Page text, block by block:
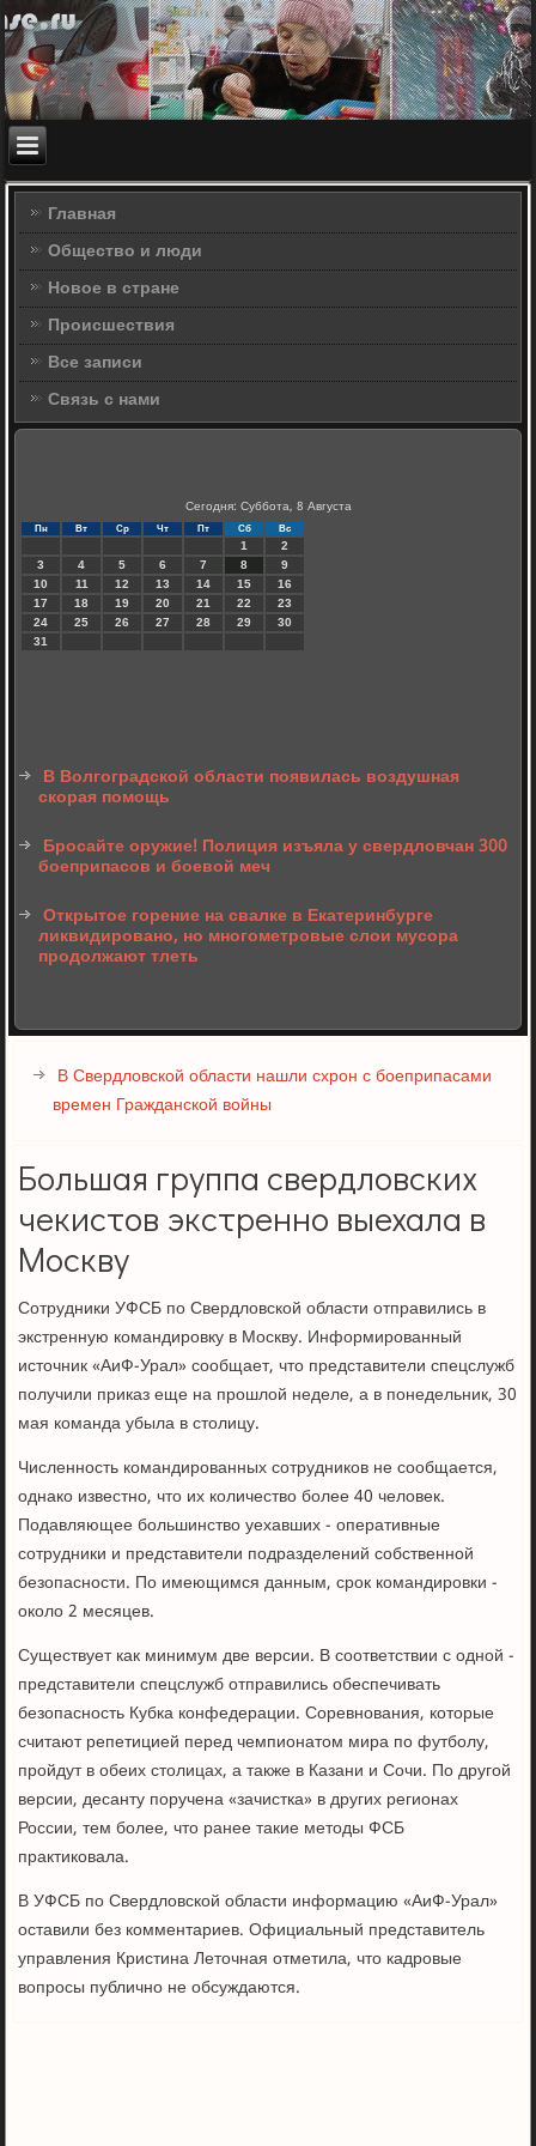
Главная
Общество и люди
Новое в стране
Происшествия
Все записи
Связь с нами
Сегодня: Суббота, 8 Августа
Пн Вт Ср Чт Пт Сб Вс
1
2
3
4 5 6 7 8
9
10
11 12 13 14 15
16
17
18 19 20 21 22
23
24
25 26 27 28 29
30
31
В Волгоградской области появилась воздушная
скорая помощь
Бросайте оружие! Полиция изъяла у свердловчан 300
боеприпасов и боевой меч
Открытое горение на свалке в Екатеринбурге
ликвидировано, но многометровые слои мусора
продолжают тлеть
В Свердловской области нашли схрон с боеприпасами
времен Гражданской войны
Большая группа свердловских
чекистов экстренно выехала в
Москву
Сотрудники УФСБ по Свердловской области отправились в
экстренную командировку в Москву. Информированный
источник «АиФ-Урал» сообщает, что представители спецслужб
получили приказ еще на прошлой неделе, а в понедельник, 30
мая команда убыла в столицу.
Численность командированных сотрудников не сообщается,
однако известно, что их количество более 40 человек.
Подавляющее большинство уехавших - оперативные
сотрудники и представители подразделений собственной
безопасности. По имеющимся данным, срок командировки -
около 2 месяцев.
Существует как минимум две версии. В соответствии с одной -
представители спецслужб отправились обеспечивать
безопасность Кубка конфедерации. Соревнования, которые
считают репетицией перед чемпионатом мира по футболу,
пройдут в обеих столицах, а также в Казани и Сочи. По другой
версии, десанту поручена «зачистка» в других регионах
России, тем более, что ранее такие методы ФСБ
практиковала.
В УФСБ по Свердловской области информацию «АиФ-Урал»
оставили без комментариев. Официальный представитель
управления Кристина Леточная отметила, что кадровые
вопросы публично не обсуждаются.